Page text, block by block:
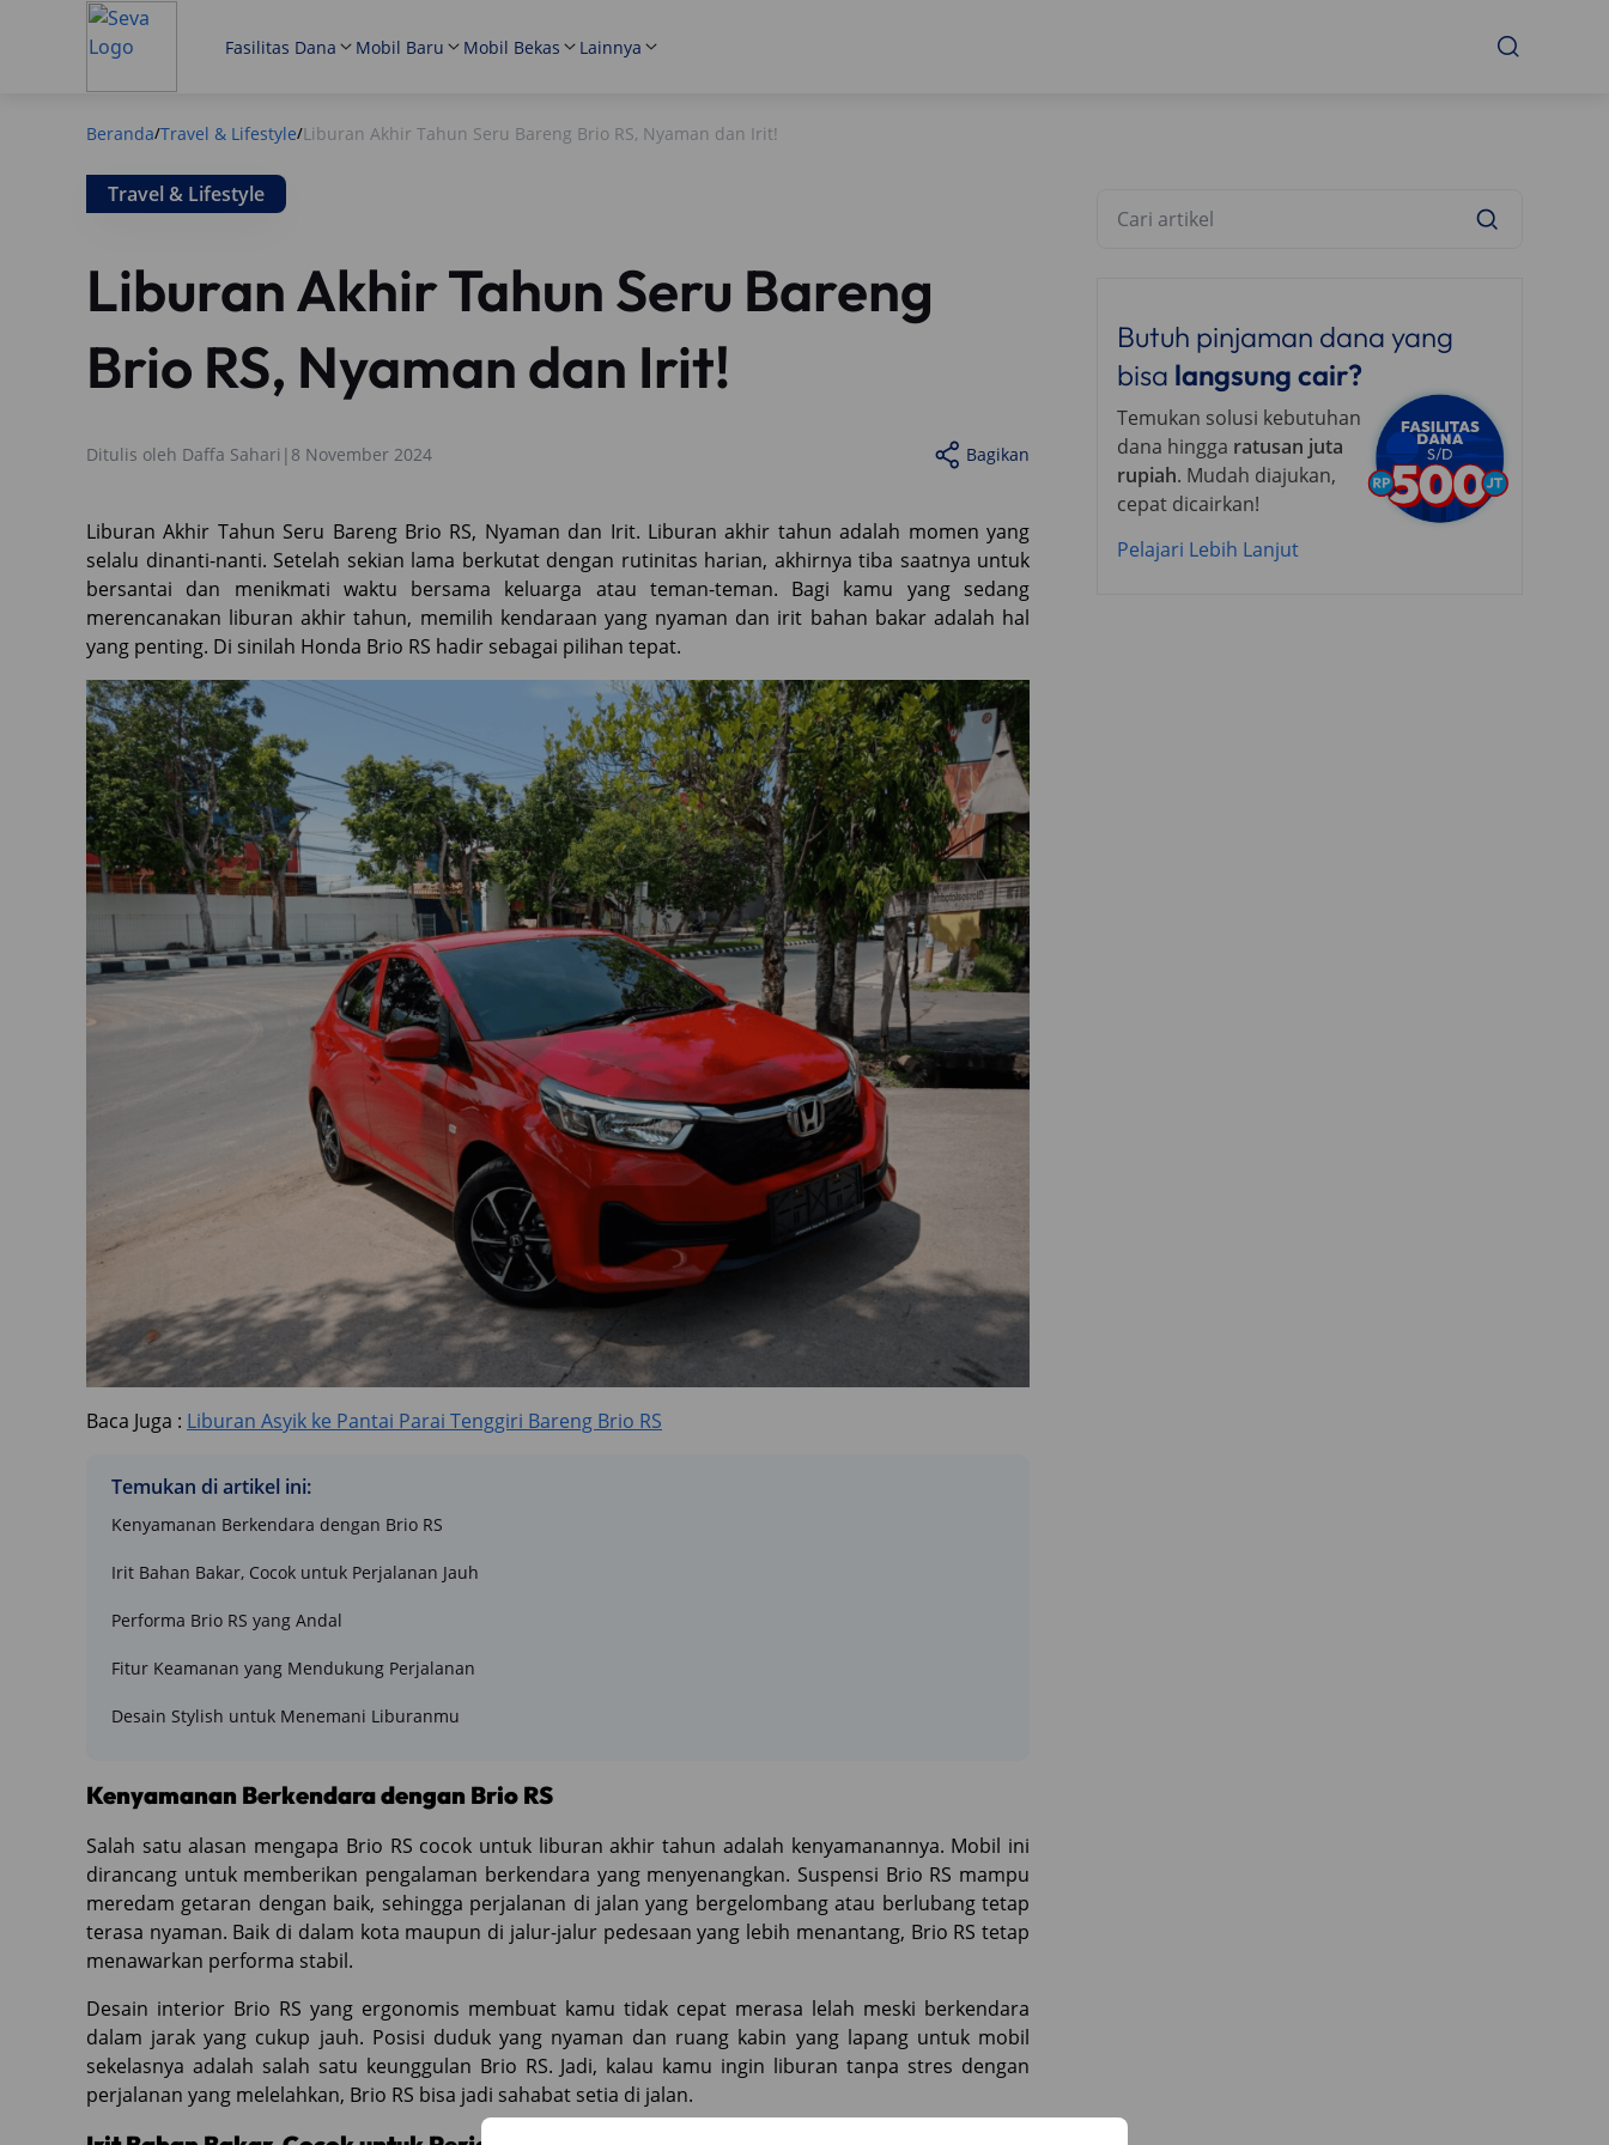
Fasilitas Dana Mobil Baru Mobil Bekas Lainnya
Beranda/Travel & Lifestyle/Liburan Akhir Tahun Seru Bareng Brio RS, Nyaman dan Irit!
Travel & Lifestyle
Liburan Akhir Tahun Seru Bareng
Brio RS, Nyaman dan Irit!
Ditulis oleh Daffa Sahari | 8 November 2024 Bagikan
Liburan Akhir Tahun Seru Bareng Brio RS, Nyaman dan Irit. Liburan akhir tahun adalah momen yang
selalu dinanti-nanti. Setelah sekian lama berkutat dengan rutinitas harian, akhirnya tiba saatnya untuk
bersantai dan menikmati waktu bersama keluarga atau teman-teman. Bagi kamu yang sedang
merencanakan liburan akhir tahun, memilih kendaraan yang nyaman dan irit bahan bakar adalah hal
yang penting. Di sinilah Honda Brio RS hadir sebagai pilihan tepat.
Baca Juga : Liburan Asyik ke Pantai Parai Tenggiri Bareng Brio RS
Temukan di artikel ini:
Kenyamanan Berkendara dengan Brio RS
Irit Bahan Bakar, Cocok untuk Perjalanan Jauh
Performa Brio RS yang Andal
Fitur Keamanan yang Mendukung Perjalanan
Desain Stylish untuk Menemani Liburanmu
Kenyamanan Berkendara dengan Brio RS
Salah satu alasan mengapa Brio RS cocok untuk liburan akhir tahun adalah kenyamanannya. Mobil ini
dirancang untuk memberikan pengalaman berkendara yang menyenangkan. Suspensi Brio RS mampu
meredam getaran dengan baik, sehingga perjalanan di jalan yang bergelombang atau berlubang tetap
terasa nyaman. Baik di dalam kota maupun di jalur-jalur pedesaan yang lebih menantang, Brio RS tetap
menawarkan performa stabil.
Desain interior Brio RS yang ergonomis membuat kamu tidak cepat merasa lelah meski berkendara
dalam jarak yang cukup jauh. Posisi duduk yang nyaman dan ruang kabin yang lapang untuk mobil
sekelasnya adalah salah satu keunggulan Brio RS. Jadi, kalau kamu ingin liburan tanpa stres dengan
perjalanan yang melelahkan, Brio RS bisa jadi sahabat setia di jalan.
Butuh pinjaman dana yang
bisa langsung cair?
Temukan solusi kebutuhan
dana hingga ratusan juta
rupiah. Mudah diajukan,
cepat dicairkan!
Pelajari Lebih Lanjut